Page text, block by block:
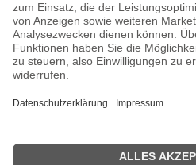
Streitbeilegungsverfahren vor
Verbraucherschlichtungsstelle
bereit.
Mitglied der
im-handel.de